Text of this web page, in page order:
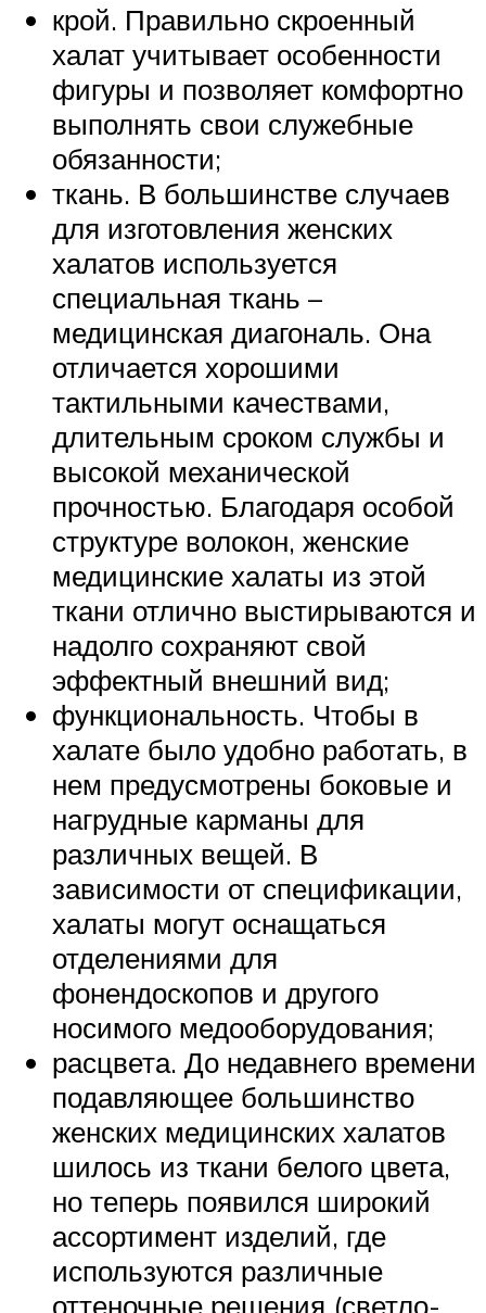
крой. Правильно скроенный
халат учитывает особенности
фигуры и позволяет комфортно
выполнять свои служебные
обязанности;
ткань. В большинстве случаев
для изготовления женских
халатов используется
специальная ткань –
медицинская диагональ. Она
отличается хорошими
тактильными качествами,
длительным сроком службы и
высокой механической
прочностью. Благодаря особой
структуре волокон, женские
медицинские халаты из этой
ткани отлично выстирываются и
надолго сохраняют свой
эффектный внешний вид;
функциональность. Чтобы в
халате было удобно работать, в
нем предусмотрены боковые и
нагрудные карманы для
различных вещей. В
зависимости от спецификации,
халаты могут оснащаться
отделениями для
фонендоскопов и другого
носимого медооборудования;
расцвета. До недавнего времени
подавляющее большинство
женских медицинских халатов
шилось из ткани белого цвета,
но теперь появился широкий
ассортимент изделий, где
используются различные
оттеночные решения (светло-